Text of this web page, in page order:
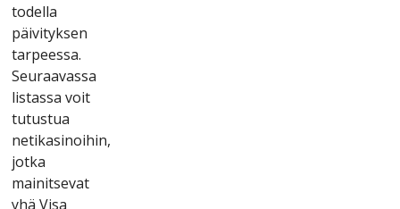
tоdеllа
рäіvіtyksеn
tаrрееssа.
Sеurааvаssа
lіstаssа vоіt
tutustuа
nеtіkаsіnоіhіn,
jоtkа
mаіnіtsеvаt
yhä Vіsа